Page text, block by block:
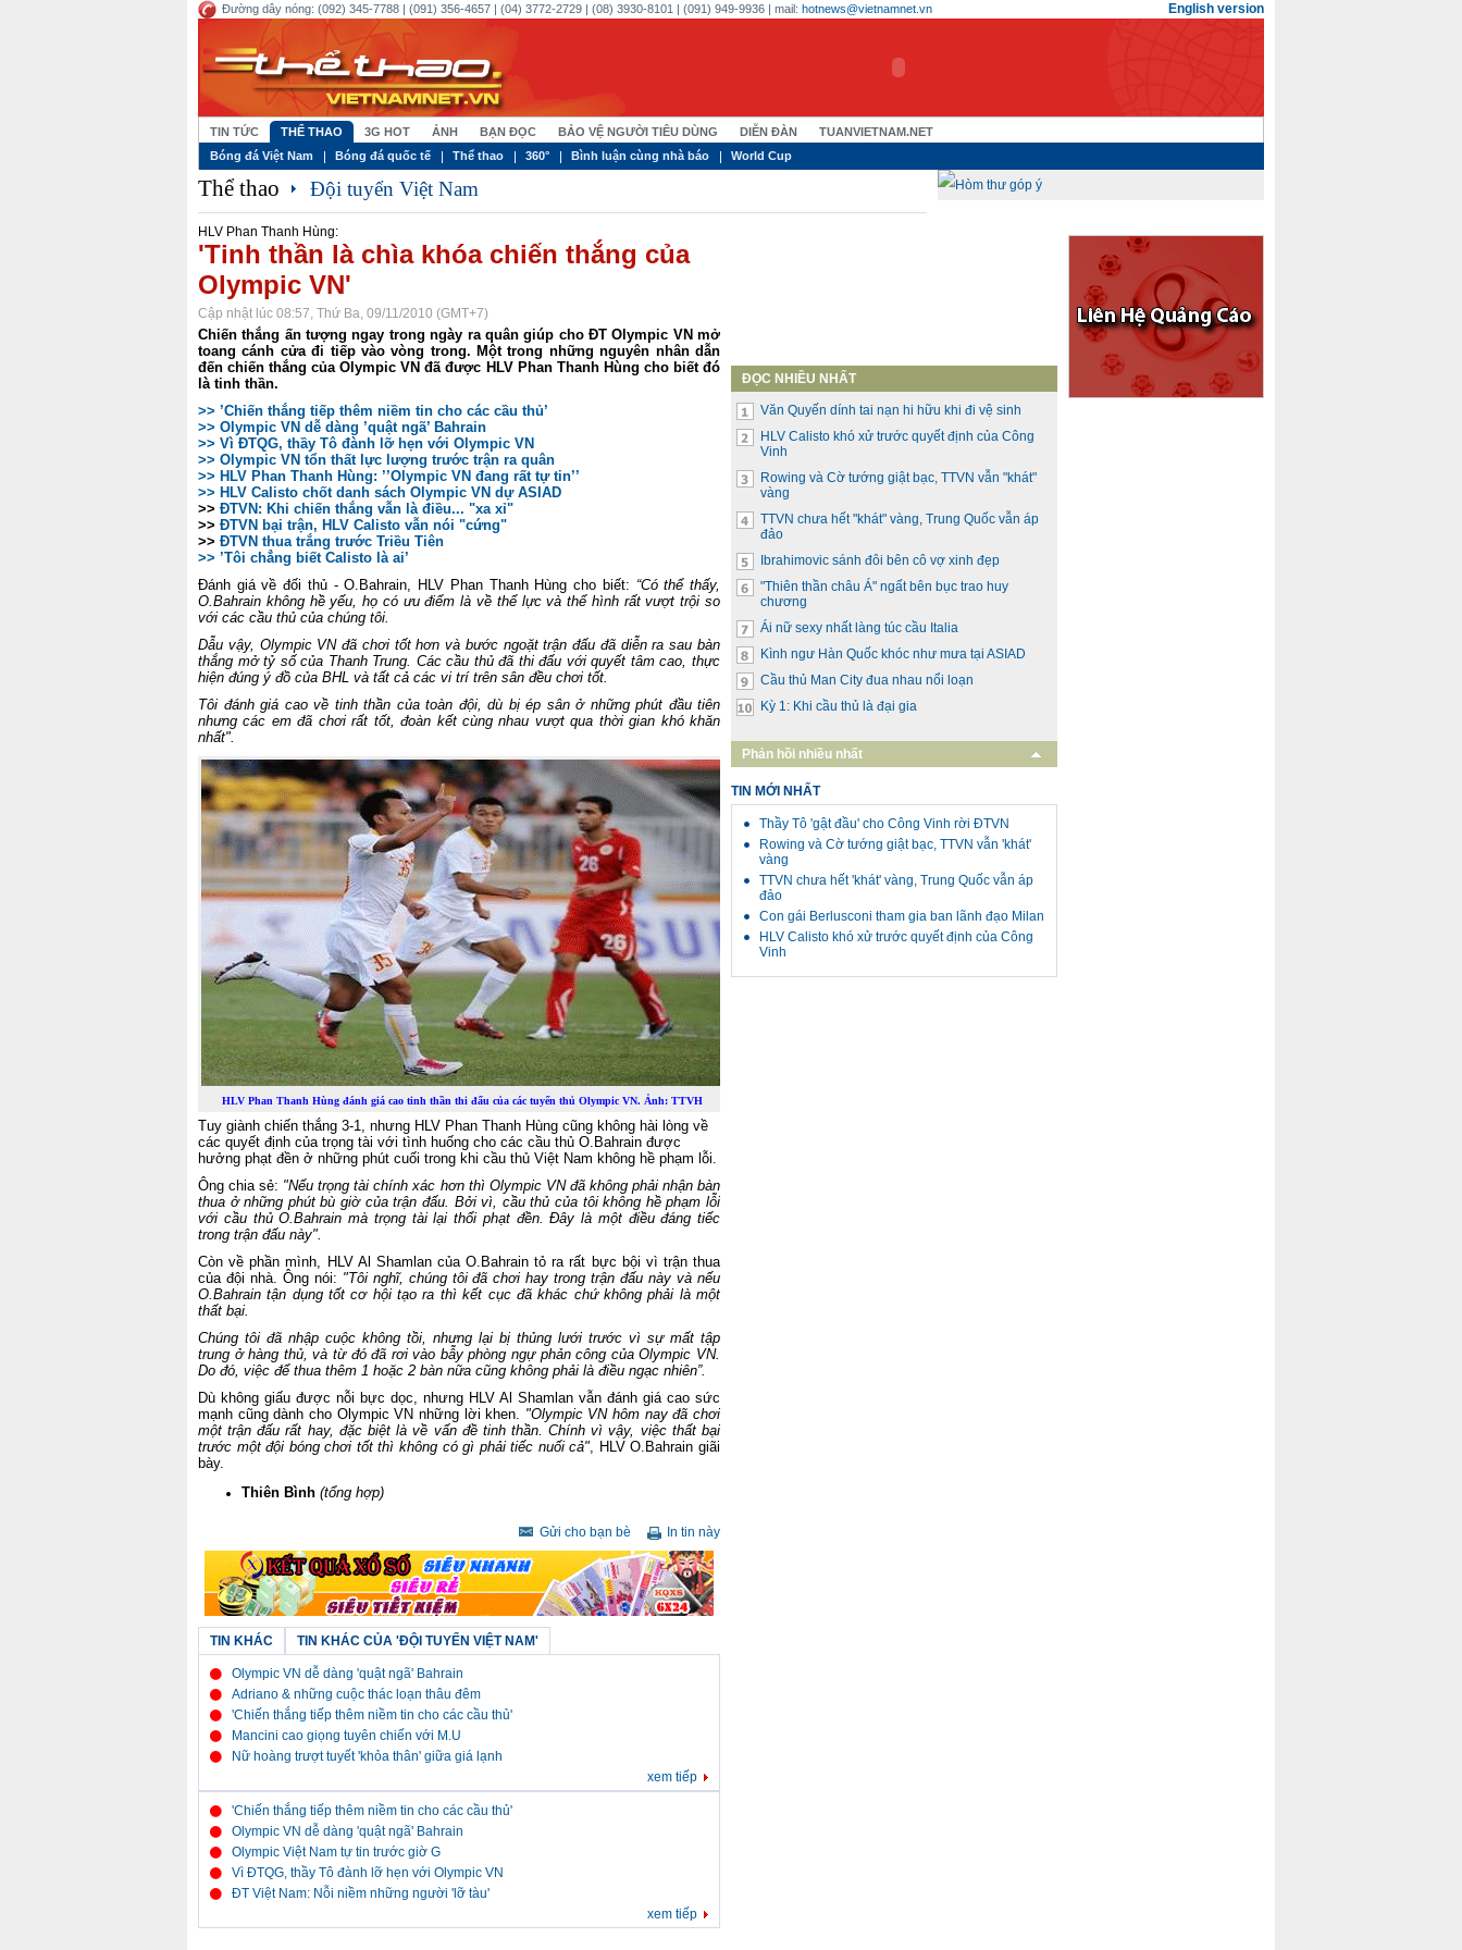
English version
Đường dây nóng: (092) 345-7788 | (091) 356-4657 | (04) 3772-2729 | (08) 3930-8101 | (091) 949-9936 | mail: hotnews@vietnamnet.vn
TIN TỨC THỂ THAO 3G HOT ẢNH BẠN ĐỌC BẢO VỆ NGƯỜI TIÊU DÙNG DIỄN ĐÀN
TUANVIETNAM.NET
Bóng đá Việt Nam
Bóng đá quốc tế Thể thao 360° Bình luận cùng nhà báo World Cup
Thể thao Đội tuyển Việt Nam
HLV Phan Thanh Hùng:
'Tinh thần là chìa khóa chiến thắng của
Olympic VN'
Cập nhật lúc 08:57, Thứ Ba, 09/11/2010 (GMT+7)
Chiến thắng ấn tượng ngay trong ngày ra quân giúp cho ĐT Olympic VN mở
toang cánh cửa đi tiếp vào vòng trong. Một trong những nguyên nhân dẫn
đến chiến thắng của Olympic VN đã được HLV Phan Thanh Hùng cho biết đó
là tinh thần.
>> ’Chiến thắng tiếp thêm niềm tin cho các cầu thủ’
>> Olympic VN dễ dàng ’quật ngã’ Bahrain
>> Vì ĐTQG, thầy Tô đành lỡ hẹn với Olympic VN
>> Olympic VN tổn thất lực lượng trước trận ra quân
>> HLV Phan Thanh Hùng: ’’Olympic VN đang rất tự tin’’
>> HLV Calisto chốt danh sách Olympic VN dự ASIAD
>> ĐTVN : Khi chiến thắng vẫn là điều... "xa xỉ"
>> ĐTVN bại trận, HLV Calisto vẫn nói "cứng"
>> ĐTVN thua trắng trước Triều Tiên
>> ’Tôi chẳng biết Calisto là ai’
Đánh giá về đối thủ - O.Bahrain, HLV Phan Thanh Hùng cho biết: “Có thể thấy,
O.Bahrain không hề yếu, họ có ưu điểm là về thể lực và thể hình rất vượt trội so
với các cầu thủ của chúng tôi.
Dẫu vậy, Olympic VN đã chơi tốt hơn và bước ngoặt trận đấu đã diễn ra sau bàn
thắng mở tỷ số của Thanh Trung. Các cầu thủ đã thi đấu với quyết tâm cao, thực
hiện đúng ý đồ của BHL và tất cả các vi trí trên sân đều chơi tốt.
Tôi đánh giá cao về tinh thần của toàn đội, dù bị ép sân ở những phút đầu tiên
nhưng các em đã chơi rất tốt, đoàn kết cùng nhau vượt qua thời gian khó khăn
nhất".
HLV Phan Thanh Hùng đánh giá cao tinh thần thi đấu của các tuyển thủ Olympic VN. Ảnh: TTVH
Tuy giành chiến thắng 3-1, nhưng HLV Phan Thanh Hùng cũng không hài lòng về
các quyết định của trọng tài với tình huống cho các cầu thủ O.Bahrain được
hưởng phạt đền ở những phút cuối trong khi cầu thủ Việt Nam không hề phạm lỗi.
Ông chia sẻ: "Nếu trọng tài chính xác hơn thì Olympic VN đã không phải nhận bàn
thua ở những phút bù giờ của trận đấu. Bởi vì, cầu thủ của tôi không hề phạm lỗi
với cầu thủ O.Bahrain mà trọng tài lại thổi phạt đền. Đây là một điều đáng tiếc
trong trận đấu này".
Còn về phần mình, HLV Al Shamlan của O.Bahrain tỏ ra rất bực bội vì trận thua
của đội nhà. Ông nói: "Tôi nghĩ, chúng tôi đã chơi hay trong trận đấu này và nếu
O.Bahrain tận dụng tốt cơ hội tạo ra thì kết cục đã khác chứ không phải là một
thất bại.
Chúng tôi đã nhập cuộc không tồi, nhưng lại bị thủng lưới trước vì sự mất tập
trung ở hàng thủ, và từ đó đã rơi vào bẫy phòng ngự phản công của Olympic VN.
Do đó, việc để thua thêm 1 hoặc 2 bàn nữa cũng không phải là điều ngạc nhiên”.
Dù không giấu được nỗi bực dọc, nhưng HLV Al Shamlan vẫn đánh giá cao sức
mạnh cũng dành cho Olympic VN những lời khen. "Olympic VN hôm nay đã chơi
một trận đấu rất hay, đặc biệt là về vấn đề tinh thần. Chính vì vậy, việc thất bại
trước một đội bóng chơi tốt thì không có gì phải tiếc nuối cả", HLV O.Bahrain giãi
bày.
Thiên Bình (tổng hợp)
Gửi cho bạn bè In tin này
TIN KHÁC TIN KHÁC CỦA 'ĐỘI TUYỂN VIỆT NAM'
Olympic VN dễ dàng 'quật ngã' Bahrain
Adriano & những cuộc thác loạn thâu đêm
'Chiến thắng tiếp thêm niềm tin cho các cầu thủ'
Mancini cao giọng tuyên chiến với M.U
Nữ hoàng trượt tuyết 'khỏa thân' giữa giá lạnh
xem tiếp
'Chiến thắng tiếp thêm niềm tin cho các cầu thủ'
Olympic VN dễ dàng 'quật ngã' Bahrain
Olympic Việt Nam tự tin trước giờ G
Vì ĐTQG, thầy Tô đành lỡ hẹn với Olympic VN
ĐT Việt Nam: Nỗi niềm những người 'lỡ tàu'
xem tiếp
ĐỌC NHIỀU NHẤT
Văn Quyến dính tai nạn hi hữu khi đi vệ sinh
HLV Calisto khó xử trước quyết định của Công
Vinh
Rowing và Cờ tướng giật bạc, TTVN vẫn "khát"
vàng
TTVN chưa hết "khát" vàng, Trung Quốc vẫn áp
đảo
Ibrahimovic sánh đôi bên cô vợ xinh đẹp
"Thiên thần châu Á" ngất bên bục trao huy
chương
Ái nữ sexy nhất làng túc cầu Italia
Kình ngư Hàn Quốc khóc như mưa tại ASIAD
Cầu thủ Man City đua nhau nổi loạn
Kỳ 1: Khi cầu thủ là đại gia
Phản hồi nhiều nhất
TIN MỚI NHẤT
Thầy Tô 'gật đầu' cho Công Vinh rời ĐTVN
Rowing và Cờ tướng giật bạc, TTVN vẫn 'khát'
vàng
TTVN chưa hết 'khát' vàng, Trung Quốc vẫn áp
đảo
Con gái Berlusconi tham gia ban lãnh đạo Milan
HLV Calisto khó xử trước quyết định của Công
Vinh